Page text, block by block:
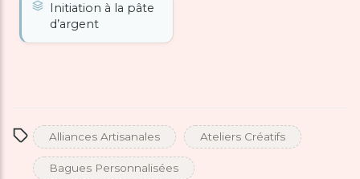
Initiation à la pâte
d’argent
Alliances Artisanales Ateliers Créatifs
Bagues Personnalisées